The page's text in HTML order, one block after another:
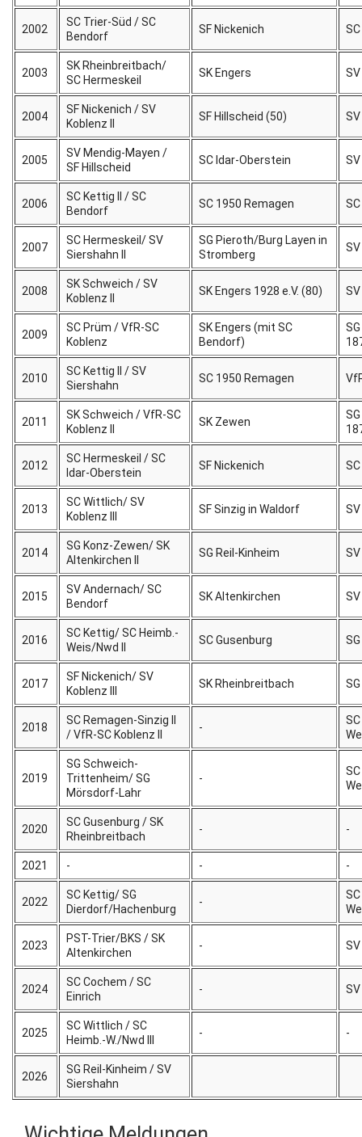
2002
SC Trier-Süd / SC
Bendorf
SF Nickenich
2003
SK Rheinbreitbach/
SC Hermeskeil
SK Engers
2004
SF Nickenich / SV
Koblenz II
SF Hillscheid (50)
2005
SV Mendig-Mayen /
SF Hillscheid
SC Idar-Oberstein
2006
SC Kettig II / SC
Bendorf
SC 1950 Remagen
2007
SC Hermeskeil/ SV
Siershahn II
SG Pieroth/Burg Layen in
Stromberg
2008
SK Schweich / SV
Koblenz II
SK Engers 1928 e.V. (80)
2009
SC Prüm / VfR-SC
Koblenz
SK Engers (mit SC
Bendorf)
2010
SC Kettig II / SV
Siershahn
SC 1950 Remagen
2011
SK Schweich / VfR-SC
Koblenz II
SK Zewen
2012
SC Hermeskeil / SC
Idar-Oberstein
SF Nickenich
2013
SC Wittlich/ SV
Koblenz III
SF Sinzig in Waldorf
2014
SG Konz-Zewen/ SK
Altenkirchen II
SG Reil-Kinheim
2015
SV Andernach/ SC
Bendorf
SK Altenkirchen
2016
SC Kettig/ SC Heimb.-
Weis/Nwd II
SC Gusenburg
2017
SF Nickenich/ SV
Koblenz III
SK Rheinbreitbach
2018
SC Remagen-Sinzig II
/ VfR-SC Koblenz II
-
2019
SG Schweich-
Trittenheim/ SG
Mörsdorf-Lahr
-
2020
SC Gusenburg / SK
Rheinbreitbach
- -
2021 - - -
2022
SC Kettig/ SG
Dierdorf/Hachenburg
-
2023
PST-Trier/BKS / SK
Altenkirchen
-
2024
SC Cochem / SC
Einrich
-
2025
SC Wittlich / SC
Heimb.-W./Nwd III
- -
2026
SG Reil-Kinheim / SV
Siershahn